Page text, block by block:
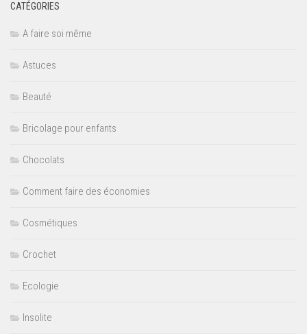
CATÉGORIES
A faire soi même
Astuces
Beauté
Bricolage pour enfants
Chocolats
Comment faire des économies
Cosmétiques
Crochet
Ecologie
Insolite